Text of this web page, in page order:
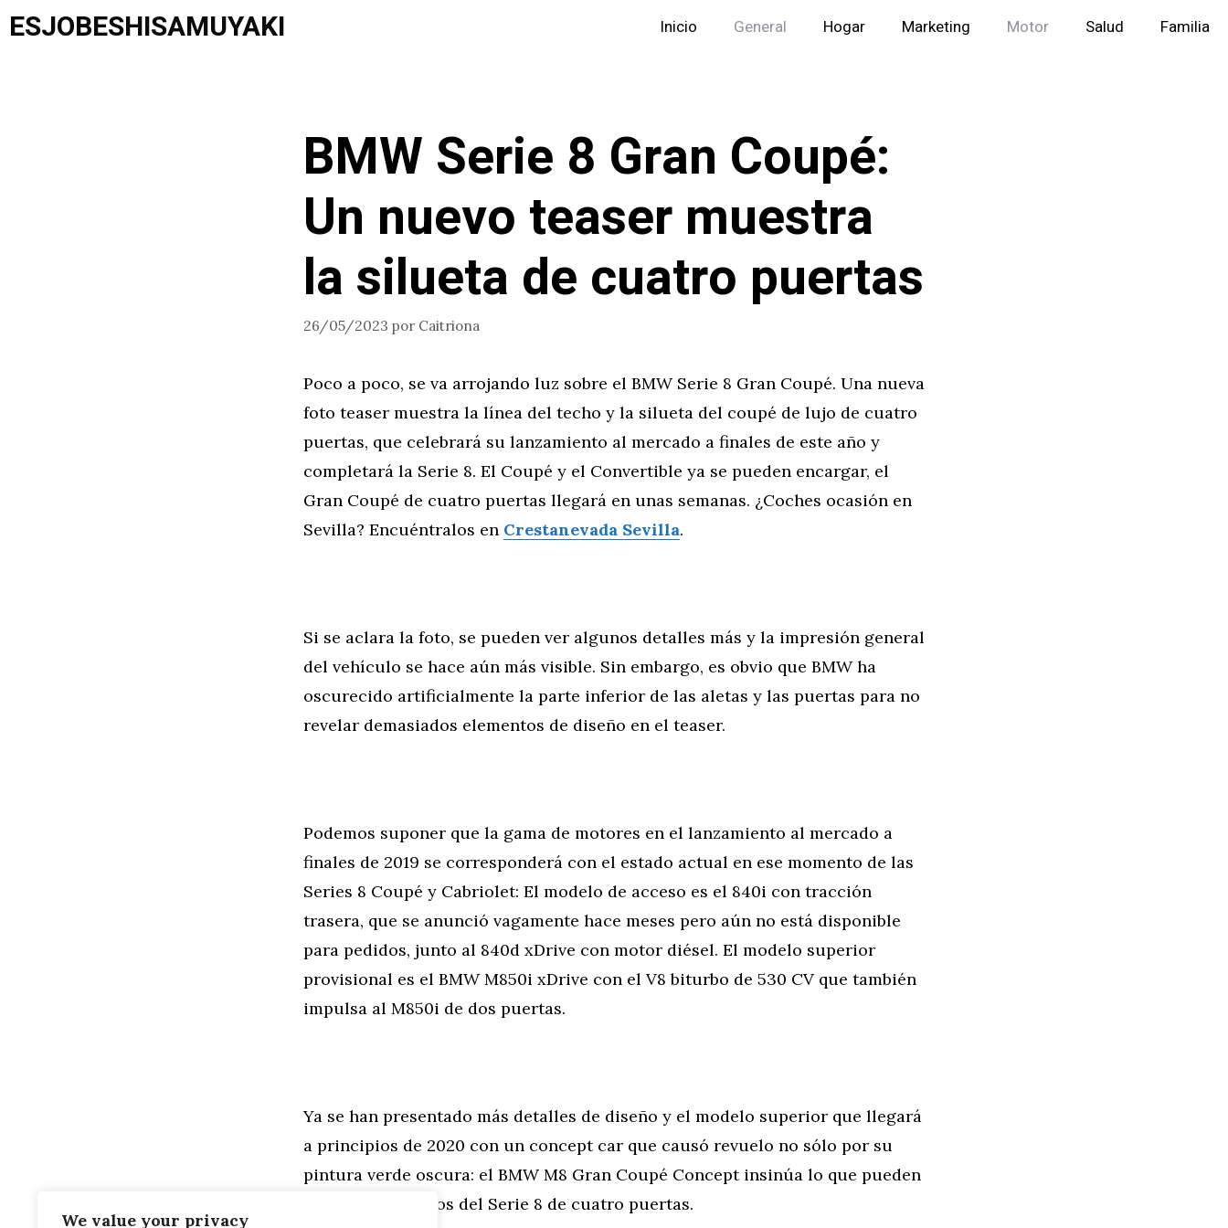
We value your privacy
Saltar
alESJOBESHISAMUYAKI Inicio General Hogar Marketing Motor Salud Familia
BMW Serie 8 Gran Coupé:
Un nuevo teaser muestra
la silueta de cuatro puertas
26/05/2023 por Caitriona
Poco a poco, se va arrojando luz sobre el BMW Serie 8 Gran Coupé. Una nueva
foto teaser muestra la línea del techo y la silueta del coupé de lujo de cuatro
puertas, que celebrará su lanzamiento al mercado a finales de este año y
completará la Serie 8. El Coupé y el Convertible ya se pueden encargar, el
Gran Coupé de cuatro puertas llegará en unas semanas. ¿Coches ocasión en
Sevilla? Encuéntralos en Crestanevada Sevilla.
Si se aclara la foto, se pueden ver algunos detalles más y la impresión general
del vehículo se hace aún más visible. Sin embargo, es obvio que BMW ha
oscurecido artificialmente la parte inferior de las aletas y las puertas para no
revelar demasiados elementos de diseño en el teaser.
Podemos suponer que la gama de motores en el lanzamiento al mercado a
finales de 2019 se corresponderá con el estado actual en ese momento de las
Series 8 Coupé y Cabriolet: El modelo de acceso es el 840i con tracción
trasera, que se anunció vagamente hace meses pero aún no está disponible
para pedidos, junto al 840d xDrive con motor diésel. El modelo superior
provisional es el BMW M850i xDrive con el V8 biturbo de 530 CV que también
impulsa al M850i de dos puertas.
Ya se han presentado más detalles de diseño y el modelo superior que llegará
a principios de 2020 con un concept car que causó revuelo no sólo por su
pintura verde oscura: el BMW M8 Gran Coupé Concept insinúa lo que pueden
esperar los amigos del Serie 8 de cuatro puertas.